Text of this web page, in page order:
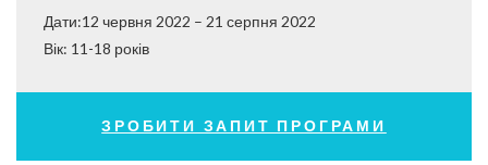
Дати:12 червня 2022 – 21 серпня 2022
Вік: 11-18 років
ЗРОБИТИ ЗАПИТ ПРОГРАМИ